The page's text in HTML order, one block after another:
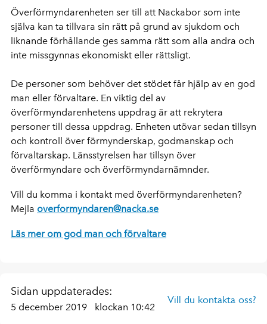
Överförmyndarenheten ser till att Nackabor som inte
själva kan ta tillvara sin rätt på grund av sjukdom och
liknande förhållande ges samma rätt som alla andra och
inte missgynnas ekonomiskt eller rättsligt.
De personer som behöver det stödet får hjälp av en god
man eller förvaltare. En viktig del av
överförmyndarenhetens uppdrag är att rekrytera
personer till dessa uppdrag. Enheten utövar sedan tillsyn
och kontroll över förmynderskap, godmanskap och
förvaltarskap. Länsstyrelsen har tillsyn över
överförmyndare och överförmyndarnämnder.
Vill du komma i kontakt med överförmyndarenheten?
Mejla overformyndaren@nacka.se
Läs mer om god man och förvaltare
Sidan uppdaterades:
5 december 2019 klockan 10:42
Vill du kontakta oss?